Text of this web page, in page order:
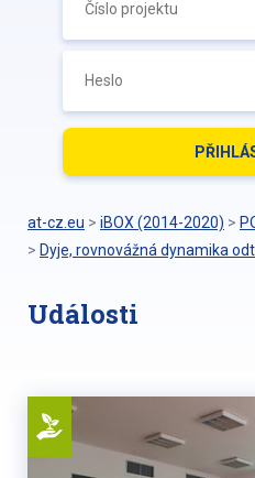
at-cz.eu > iBOX (2014-2020) >
> Dyje, rovnovážná dynamika
Události